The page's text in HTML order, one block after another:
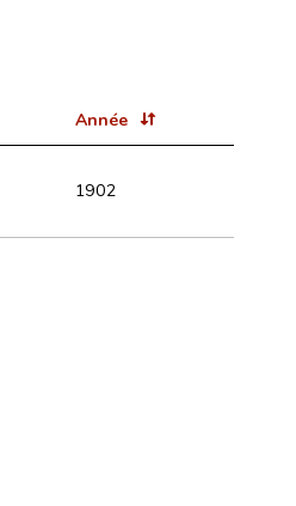
Année
1902